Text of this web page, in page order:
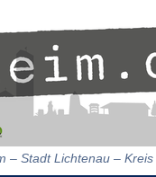
– Stadt Lichtenau –